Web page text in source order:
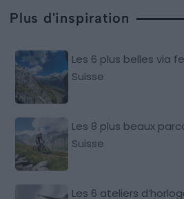
Plus d'inspiration
Les 6 plus belles via
Suisse
Les 8 plus beaux
Suisse
Les 6 ateliers